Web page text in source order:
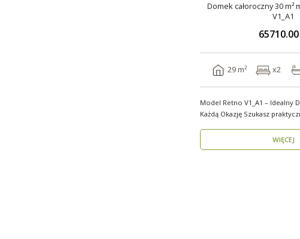
Domek całoroczny 30 m²
V1_A1
65710.00
29 m² x2
Model Retno V1_A1 – Idealny
Każdą Okazję Szukasz praktycznego,
WIĘCEJ